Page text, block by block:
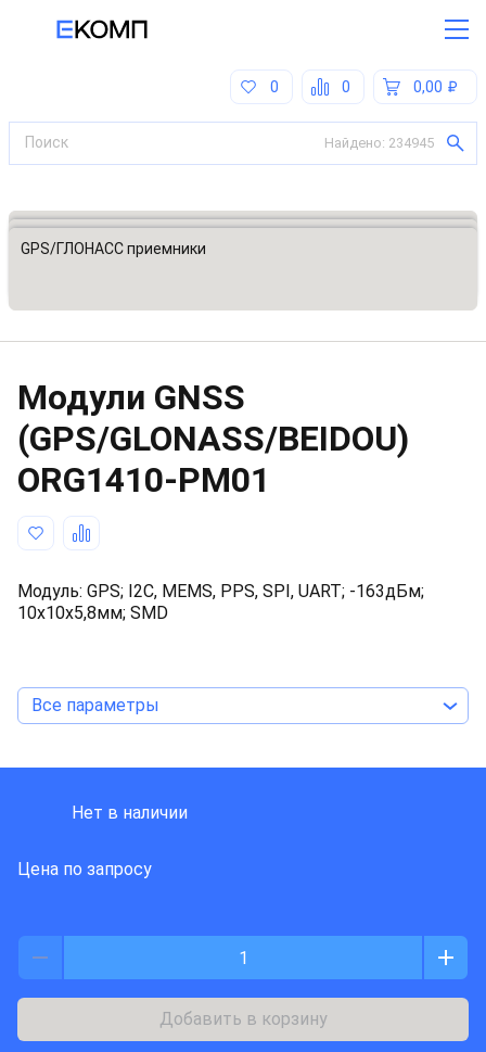
0,00
0
0
Найдено: 234945
Все категории
Модули беспроводной связи и позиционирования
GPS/ГЛОНАСС приемники
Модули GNSS
(GPS/GLONASS/BEIDOU)
ORG1410-PM01
Модуль: GPS; I2C, MEMS, PPS, SPI, UART; -163дБм;
10x10x5,8мм; SMD
Все параметры
Нет в наличии
Цена по запросу
Добавить в корзину